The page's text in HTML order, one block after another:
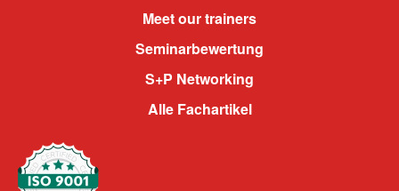
Meet our trainers
Seminarbewertung
S+P Networking
Alle Fachartikel